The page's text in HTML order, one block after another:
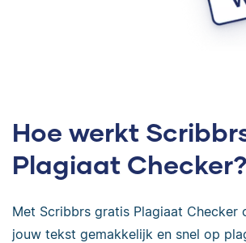
Hoe werkt
Plagiaat Checker?
Met Scribbrs gratis Plagiaat Checker
jouw tekst gemakkelijk en snel op